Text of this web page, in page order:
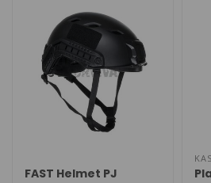
FAST Helmet PJ